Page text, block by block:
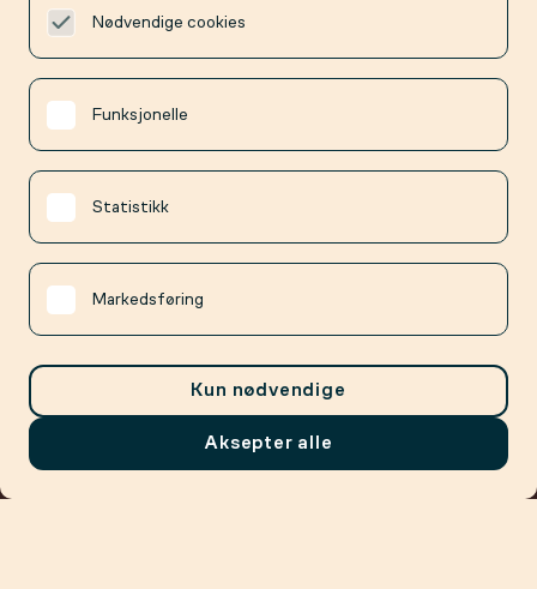
Meny
Nødvendige cookies
Funksjonelle
Statistikk
Markedsføring
Kun nødvendige
Aksepter alle